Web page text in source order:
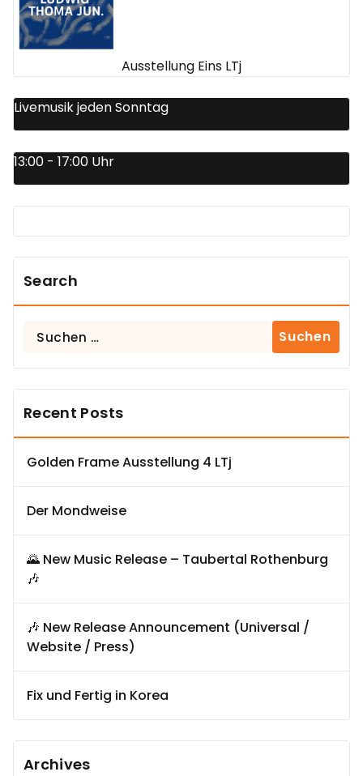
Ausstellung Eins LTj
Livemusik jeden Sonntag
13:00 - 17:00 Uhr
Search
Suchen
Recent Posts
Golden Frame Ausstellung 4 LTj
Der Mondweise
🌄 New Music Release – Taubertal Rothenburg
🎶
🎶 New Release Announcement (Universal /
Website / Press)
Fix und Fertig in Korea
Archives